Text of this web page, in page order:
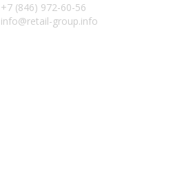
+7 (846) 972-60-56
info@retail-group.info